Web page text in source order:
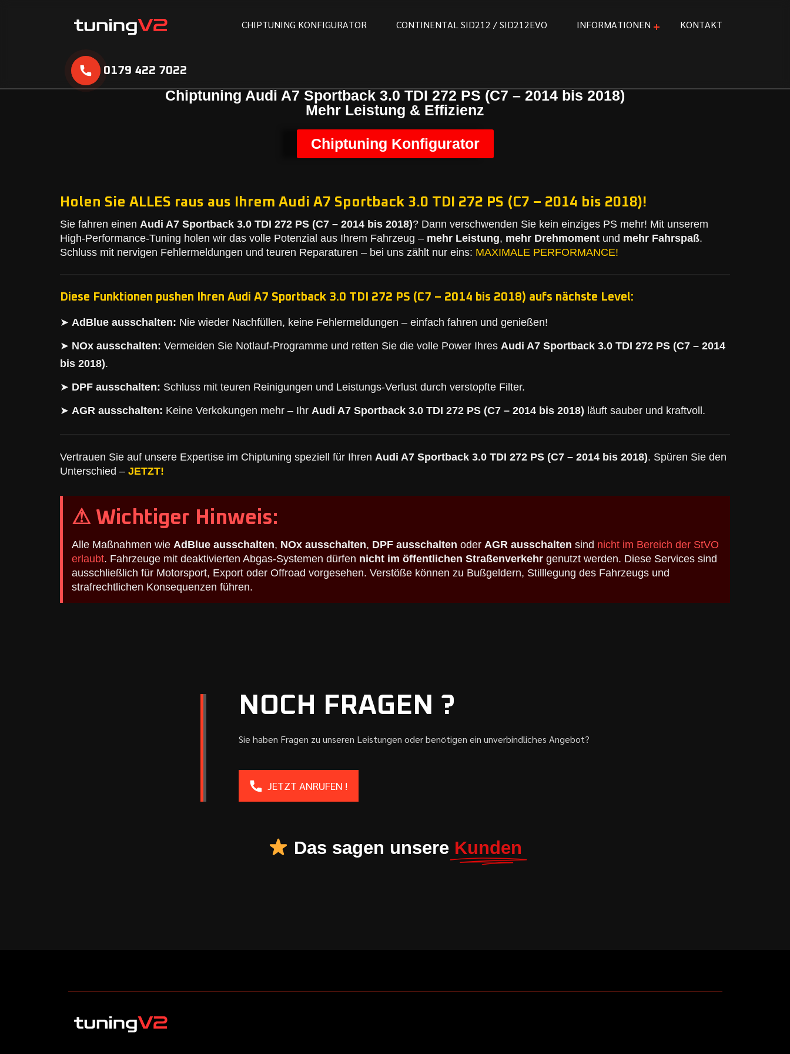
CHIPTUNING KONFIGURATOR CONTINENTAL SID21 2 / SID21 2EVO INFORMATIONEN KONTAKT
0179 422 7022
Chiptuning Audi A7 Sportback 3.0 TDI 272 PS (C7 – 2014 bis 2018)
Mehr Leistung & Effizienz
Chiptuning Konfigurator
Holen Sie ALLES raus aus Ihrem Audi A7 Sportback 3.0 TDI 272 PS (C7 – 2014 bis 2018)!
Sie fahren einen Audi A7 Sportback 3.0 TDI 272 PS (C7 – 2014 bis 2018)? Dann verschwenden Sie kein einziges PS mehr! Mit unserem
High-Performance-Tuning holen wir das volle Potenzial aus Ihrem Fahrzeug – mehr Leistung, mehr Drehmoment und mehr Fahrspaß.
Schluss mit nervigen Fehlermeldungen und teuren Reparaturen – bei uns zählt nur eins: MAXIMALE PERFORMANCE!
Diese Funktionen pushen Ihren Audi A7 Sportback 3.0 TDI 272 PS (C7 – 2014 bis 2018) aufs nächste Level:
➤ AdBlue ausschalten: Nie wieder Nachfüllen, keine Fehlermeldungen – einfach fahren und genießen!
➤ NOx ausschalten: Vermeiden Sie Notlauf-Programme und retten Sie die volle Power Ihres Audi A7 Sportback 3.0 TDI 272 PS (C7 – 2014
bis 2018).
➤ DPF ausschalten: Schluss mit teuren Reinigungen und Leistungs-Verlust durch verstopfte Filter.
➤ AGR ausschalten: Keine Verkokungen mehr – Ihr Audi A7 Sportback 3.0 TDI 272 PS (C7 – 2014 bis 2018) läuft sauber und kraftvoll.
Vertrauen Sie auf unsere Expertise im Chiptuning speziell für Ihren Audi A7 Sportback 3.0 TDI 272 PS (C7 – 2014 bis 2018). Spüren Sie den
Unterschied – JETZT!
⚠ Wichtiger Hinweis:
Alle Maßnahmen wie AdBlue ausschalten, NOx ausschalten, DPF ausschalten oder AGR ausschalten sind nicht im Bereich der StVO
erlaubt. Fahrzeuge mit deaktivierten Abgas-Systemen dürfen nicht im öffentlichen Straßenverkehr genutzt werden. Diese Services sind
ausschließlich für Motorsport, Export oder Offroad vorgesehen. Verstöße können zu Bußgeldern, Stilllegung des Fahrzeugs und
strafrechtlichen Konsequenzen führen.
NOCH FRAGEN ?
Sie haben Fragen zu unseren Leistungen oder benötigen ein unverbindliches Angebot?
JETZT ANRUFEN !
Das sagen unsere Kunden